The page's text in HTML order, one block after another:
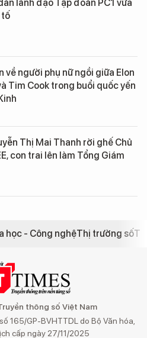
lãnh đạo Tập đoàn PC1 vừa
tố
về người phụ nữ ngồi giữa Elon
Tim Cook trong buổi quốc yến
Thị Mai Thanh rời ghế Chủ
con trai lên làm Tổng Giám
học - Công nghệThị trường số
thông số Việt Nam
165/GP-BVHTTDL do Bộ Văn hóa,
cấp ngày 27/11/2025